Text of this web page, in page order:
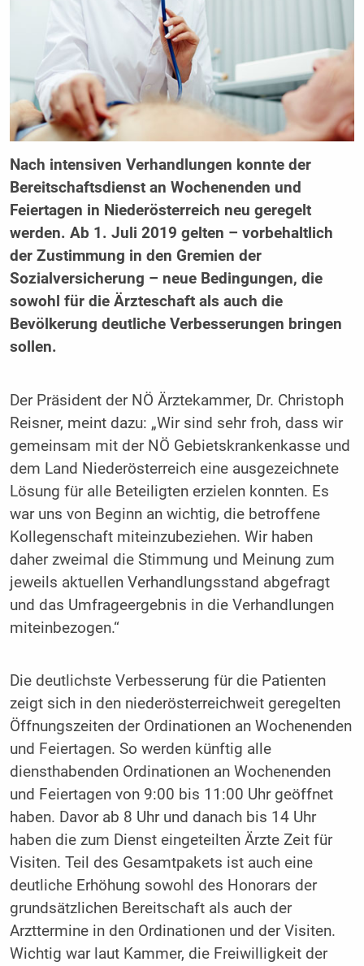
Nach intensiven Verhandlungen konnte der
Bereitschaftsdienst an Wochenenden und
Feiertagen in Niederösterreich neu geregelt
werden. Ab 1. Juli 2019 gelten – vorbehaltlich
der Zustimmung in den Gremien der
Sozialversicherung – neue Bedingungen, die
sowohl für die Ärzteschaft als auch die
Bevölkerung deutliche Verbesserungen bringen
sollen.
Der Präsident der NÖ Ärztekammer, Dr. Christoph
Reisner, meint dazu: „Wir sind sehr froh, dass wir
gemeinsam mit der NÖ Gebietskrankenkasse und
dem Land Niederösterreich eine ausgezeichnete
Lösung für alle Beteiligten erzielen konnten. Es
war uns von Beginn an wichtig, die betroffene
Kollegenschaft miteinzubeziehen. Wir haben
daher zweimal die Stimmung und Meinung zum
jeweils aktuellen Verhandlungsstand abgefragt
und das Umfrageergebnis in die Verhandlungen
miteinbezogen.“
Die deutlichste Verbesserung für die Patienten
zeigt sich in den niederösterreichweit geregelten
Öffnungszeiten der Ordinationen an Wochenenden
und Feiertagen. So werden künftig alle
diensthabenden Ordinationen an Wochenenden
und Feiertagen von 9:00 bis 11:00 Uhr geöffnet
haben. Davor ab 8 Uhr und danach bis 14 Uhr
haben die zum Dienst eingeteilten Ärzte Zeit für
Visiten. Teil des Gesamtpakets ist auch eine
deutliche Erhöhung sowohl des Honorars der
grundsätzlichen Bereitschaft als auch der
Arzttermine in den Ordinationen und der Visiten.
Wichtig war laut Kammer, die Freiwilligkeit der